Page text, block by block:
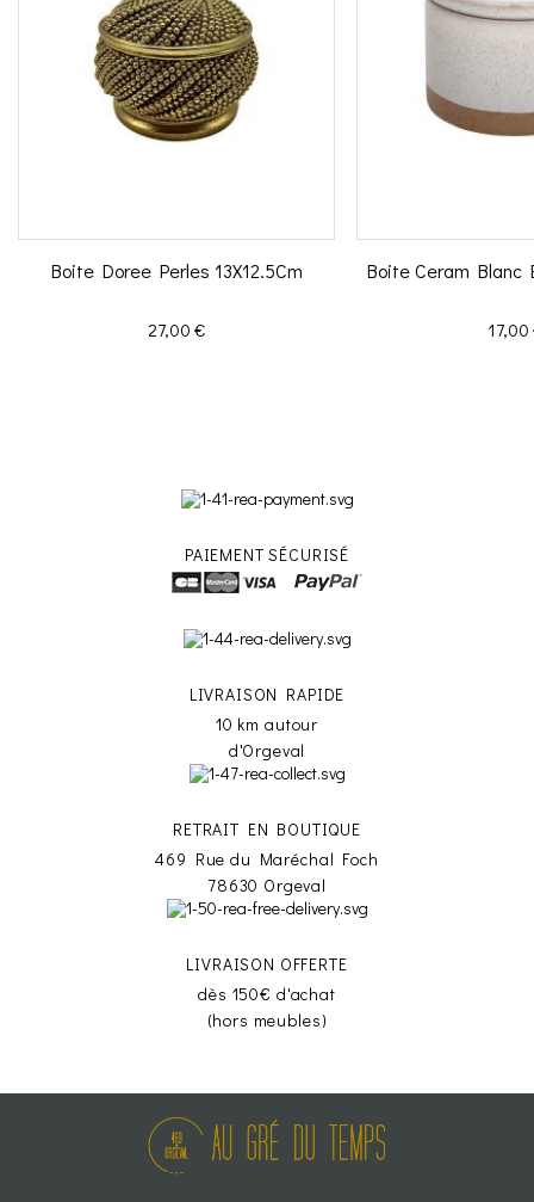
Boite Doree Perles 13X12.5Cm
Prix
27,00 €
Boite Ceram Blanc
Prix
17,00
PAIEMENT SÉCURISÉ
LIVRAISON RAPIDE
10 km autour
d'Orgeval
RETRAIT EN BOUTIQUE
469 Rue du Maréchal Foch
78630 Orgeval
LIVRAISON OFFERTE
dès 150€ d'achat
(hors meubles)